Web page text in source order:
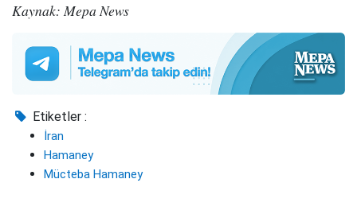
Kaynak: Mepa News
Etiketler :
İran
Hamaney
Mücteba Hamaney